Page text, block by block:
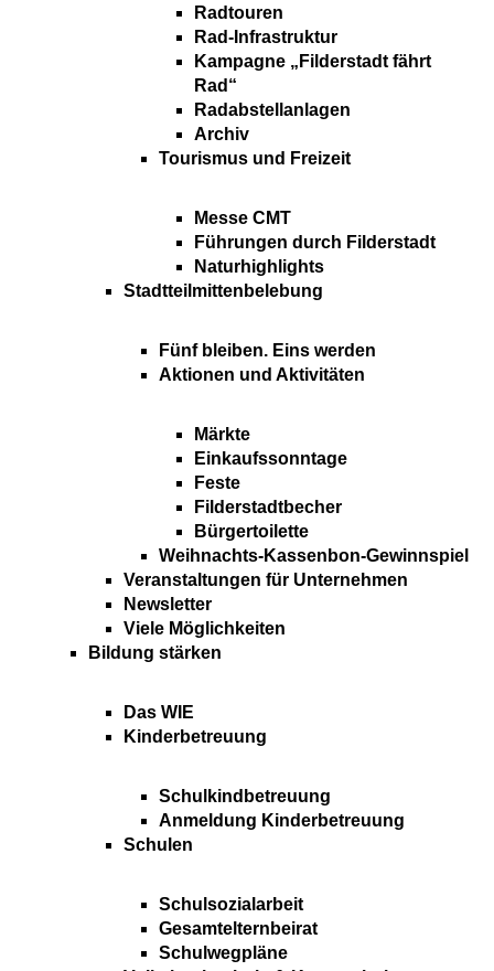
Radtouren
Rad-Infrastruktur
Kampagne „Filderstadt fährt
Rad“
Radabstellanlagen
Archiv
Tourismus und Freizeit
Messe CMT
Führungen durch Filderstadt
Naturhighlights
Stadtteilmittenbelebung
Fünf bleiben. Eins werden
Aktionen und Aktivitäten
Märkte
Einkaufssonntage
Feste
Filderstadtbecher
Bürgertoilette
Weihnachts-Kassenbon-Gewinnspiel
Veranstaltungen für Unternehmen
Newsletter
Viele Möglichkeiten
Bildung stärken
Das WIE
Kinderbetreuung
Schulkindbetreuung
Anmeldung Kinderbetreuung
Schulen
Schulsozialarbeit
Gesamtelternbeirat
Schulwegpläne